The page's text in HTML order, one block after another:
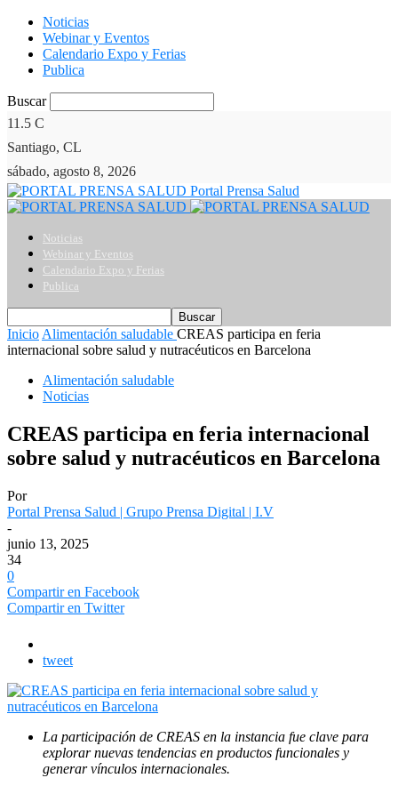
Noticias
Webinar y Eventos
Calendario Expo y Ferias
Publica
Buscar
11.5 C
Santiago, CL
sábado, agosto 8, 2026
Portal Prensa Salud
Noticias
Webinar y Eventos
Calendario Expo y Ferias
Publica
Inicio Alimentación saludable CREAS participa en feria
internacional sobre salud y nutracéuticos en Barcelona
Alimentación saludable
Noticias
CREAS participa en feria internacional
sobre salud y nutracéuticos en Barcelona
Por
Portal Prensa Salud | Grupo Prensa Digital | I.V
-
junio 13, 2025
34
0
Compartir en Facebook
Compartir en Twitter
tweet
La participación de CREAS en la instancia fue clave para
explorar nuevas tendencias en productos funcionales y
generar vínculos internacionales.